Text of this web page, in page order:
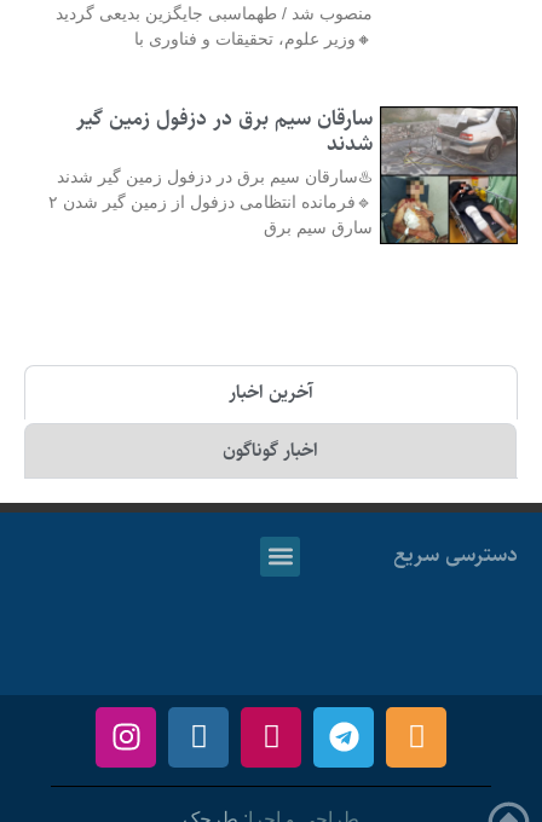
منصوب شد / طهماسبی جایگزین بدیعی گردید
🔸وزیر علوم، تحقیقات و فناوری با
سارقان سیم برق در دزفول زمین گیر
شدند
♨️سارقان سیم برق در دزفول زمین گیر شدند
🔹فرمانده انتظامی دزفول از زمین گیر شدن ۲
سارق سیم برق
آخرین اخبار
اخبار گوناگون
دسترسی سریع